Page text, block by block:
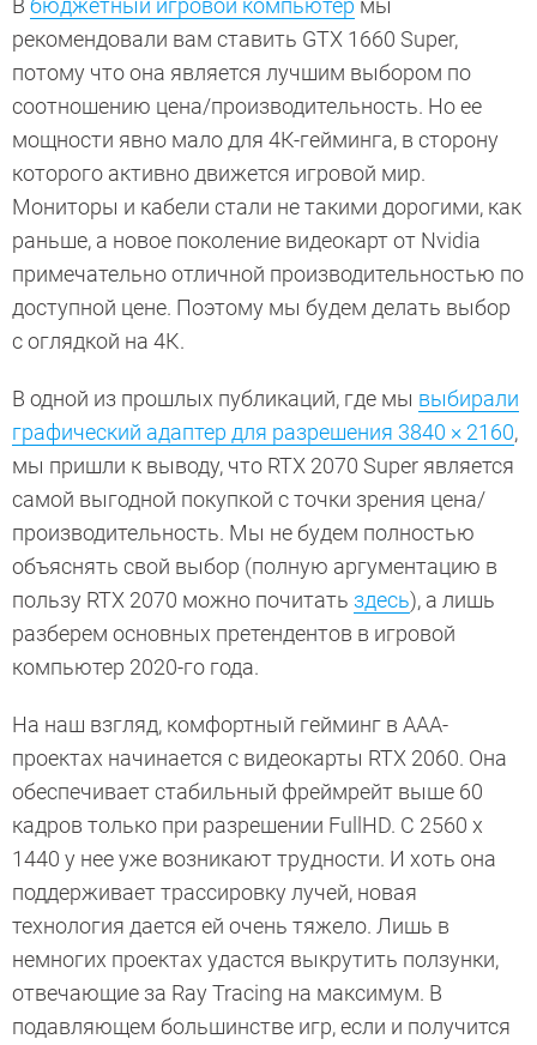
В бюджетный игровой компьютер мы
рекомендовали вам ставить GTX 1660 Super,
потому что она является лучшим выбором по
соотношению цена/производительность. Но ее
мощности явно мало для 4К-гейминга, в сторону
которого активно движется игровой мир.
Мониторы и кабели стали не такими дорогими, как
раньше, а новое поколение видеокарт от Nvidia
примечательно отличной производительностью по
доступной цене. Поэтому мы будем делать выбор
с оглядкой на 4К.
В одной из прошлых публикаций, где мы выбирали
графический адаптер для разрешения 3840 × 2160,
мы пришли к выводу, что RTX 2070 Super является
самой выгодной покупкой с точки зрения цена/
производительность. Мы не будем полностью
объяснять свой выбор (полную аргументацию в
пользу RTX 2070 можно почитать здесь), а лишь
разберем основных претендентов в игровой
компьютер 2020-го года.
На наш взгляд, комфортный гейминг в ААА-
проектах начинается с видеокарты RTX 2060. Она
обеспечивает стабильный фреймрейт выше 60
кадров только при разрешении FullHD. С 2560 х
1440 у нее уже возникают трудности. И хоть она
поддерживает трассировку лучей, новая
технология дается ей очень тяжело. Лишь в
немногих проектах удастся выкрутить ползунки,
отвечающие за Ray Tracing на максимум. В
подавляющем большинстве игр, если и получится